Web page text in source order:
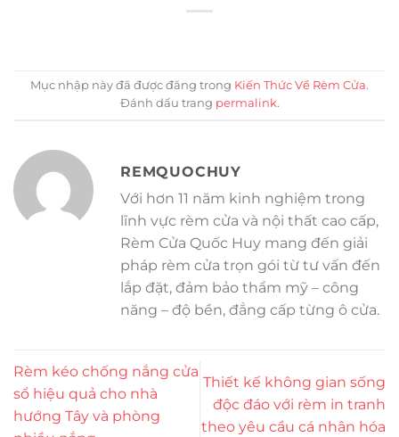
Mục nhập này đã được đăng trong Kiến Thức Về Rèm Cửa.
Đánh dấu trang permalink.
REMQUOCHUY
Với hơn 11 năm kinh nghiệm trong
lĩnh vực rèm cửa và nội thất cao cấp,
Rèm Cửa Quốc Huy mang đến giải
pháp rèm cửa trọn gói từ tư vấn đến
lắp đặt, đảm bảo thẩm mỹ – công
năng – độ bền, đẳng cấp từng ô cửa.
Rèm kéo chống nắng cửa
sổ hiệu quả cho nhà
hướng Tây và phòng
Thiết kế không gian sống
độc đáo với rèm in tranh
theo yêu cầu cá nhân hóa